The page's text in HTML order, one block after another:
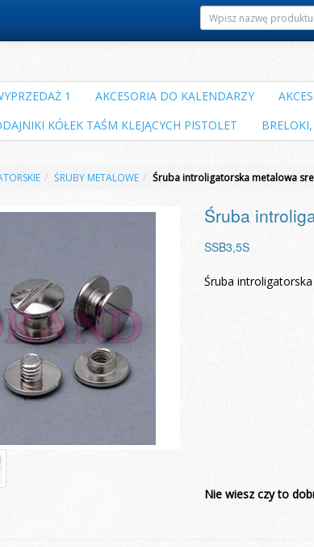
1 AKCESORIA DO KALENDARZY
KÓŁEK TAŚM KLEJĄCYCH PISTOLET
ŚRUBY METALOWE Śruba introligatorska metalowa
Śruba
SSB3,5S
Śruba
Nie wiesz czy to